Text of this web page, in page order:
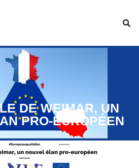
DE WEIMAR, UN
PRO-EUROPÉEN